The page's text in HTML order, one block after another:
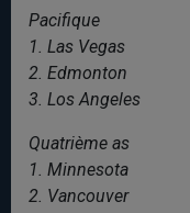
Pacifique
1. Las Vegas
2. Edmonton
3. Los Angeles
Quatrième as
1. Minnesota
2. Vancouver